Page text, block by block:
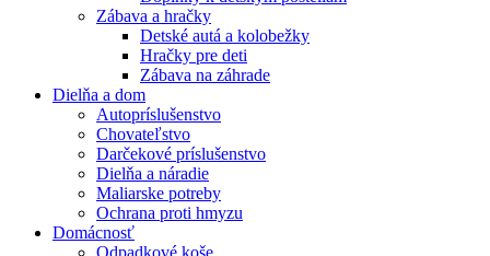
Zábava a hračky
Detské autá a kolobežky
Hračky pre deti
Zábava na záhrade
Dielňa a dom
Autopríslušenstvo
Chovateľstvo
Darčekové príslušenstvo
Dielňa a náradie
Maliarske potreby
Ochrana proti hmyzu
Domácnosť
Odpadkové koše